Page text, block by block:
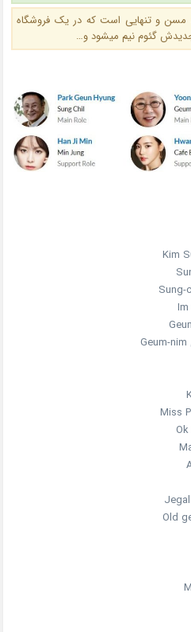
مسن و تنهایی است که در یک فروشگاه
گئوم نیم میشود و…